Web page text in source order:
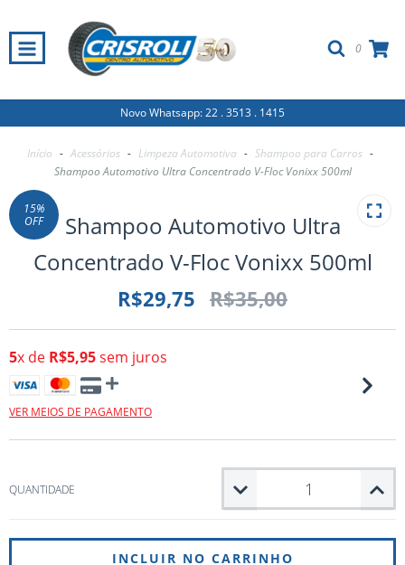
0
Novo Whatsapp: 22 . 3513 . 1415
Início - Acessórios - Limpeza Automotiva - Shampoo para Carros -
Shampoo Automotivo Ultra Concentrado V-Floc Vonixx 500ml
15%
OFF
Shampoo Automotivo Ultra
Concentrado V-Floc Vonixx 500ml
R$29,75 R$35,00
5x de R$5,95sem juros
VER MEIOS DE PAGAMENTO
QUANTIDADE